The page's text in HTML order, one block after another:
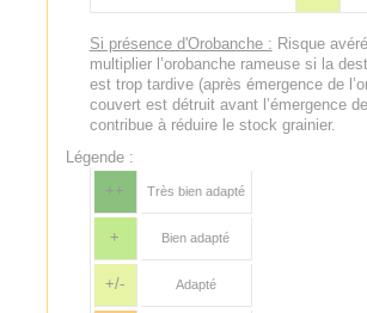
Si présence d'Orobanche : Risque
multiplier l’orobanche rameuse si la
est trop tardive (après émergence de
couvert est détruit avant l’émergence
contribue à réduire le stock grainier.
Légende :
++
Très bien adapté
+ Bien adapté
+/- Adapté